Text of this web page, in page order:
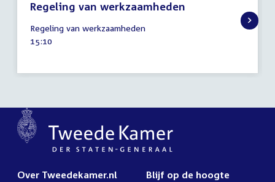
Regeling van werkzaamheden
september
2025
Regeling van werkzaamheden
Tijd
15:10
Over Tweedekamer.nl Blijf op de hoogte